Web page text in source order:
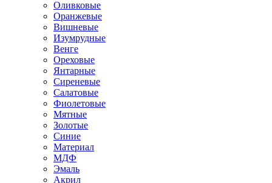
Оливковые
Оранжевые
Вишневые
Изумрудные
Венге
Ореховые
Янтарные
Сиреневые
Салатовые
Фиолетовые
Мятные
Золотые
Синие
Материал
МДФ
Эмаль
Акрил